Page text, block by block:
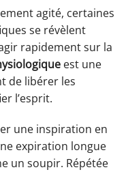
agité, certaines
se révèlent
rapidement sur la
est une
de libérer les
l’esprit.
une inspiration en
expiration longue
un soupir. Répétée